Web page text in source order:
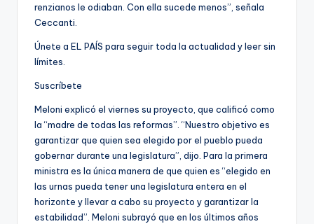
renzianos le odiaban. Con ella sucede menos”, señala
Ceccanti.
Únete a EL PAÍS para seguir toda la actualidad y leer sin
límites.
Suscríbete
Meloni explicó el viernes su proyecto, que calificó como
la “madre de todas las reformas”. “Nuestro objetivo es
garantizar que quien sea elegido por el pueblo pueda
gobernar durante una legislatura”, dijo. Para la primera
ministra es la única manera de que quien es “elegido en
las urnas pueda tener una legislatura entera en el
horizonte y llevar a cabo su proyecto y garantizar la
estabilidad”. Meloni subrayó que en los últimos años